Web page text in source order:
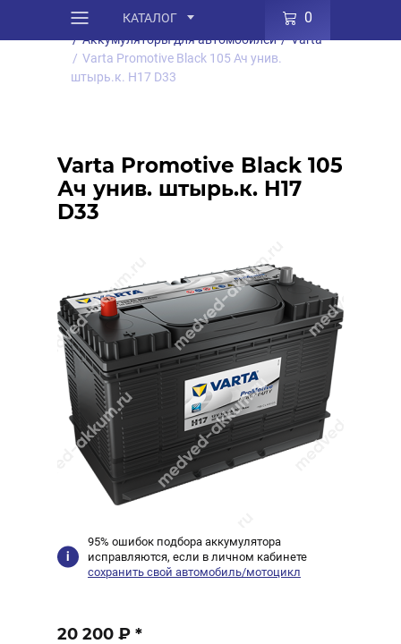
КАТАЛОГ 0
Каталог / Товары
Аккумуляторы
/ Аккумуляторы для автомобилей / Varta
/ Varta Promotive Black 105 Ач унив.
штырь.к. H17 D33
Varta Promotive Black 105
Ач унив. штырь.к. H17
D33
95% ошибок подбора аккумулятора
исправляются, если в личном кабинете
сохранить свой автомобиль/мотоцикл
20 200 ₽ *